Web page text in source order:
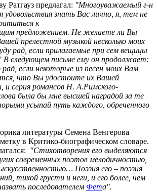
Ратгауз предлагал: "Многоуважаемый г-н
удовольствия знать Вас лично, я, тем не
к
предложением. Не желаете ли Вы
прелестной музыкой несколько моих
рад, если прилагаемые при сем вещицы
следующем письме ему он продолжает:
рад, если некоторые из песен моих Вам
что Вы удостоите их Вашей
и серия романсов Н. А.Римского-
была бы мне высшей наградой за те
усыпай путь каждого, обреченного
литературы Семена Венгерова
в Критико-биографическом словаре.
"Стихотворения его выделяются
современных поэтов мелодичностью,
Поэзия его – поэзия
тихой грусти и неги, и его более, чем
последователем Фета".